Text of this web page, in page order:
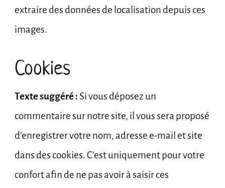
extraire des données de localisation depuis ces
images.
Cookies
Texte suggéré : Si vous déposez un
commentaire sur notre site, il vous sera proposé
d’enregistrer votre nom, adresse e-mail et site
dans des cookies. C’est uniquement pour votre
confort afin de ne pas avoir à saisir ces